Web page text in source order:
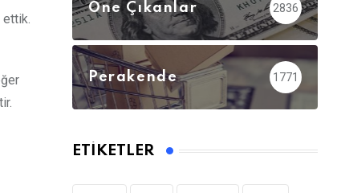
ettik.
Öne Çıkanlar 2836
Perakende 1771
ETIKETLER